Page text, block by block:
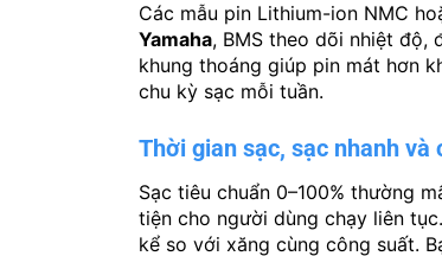
Các mẫu pin Lithium-ion NMC
Yamaha, BMS theo dõi nhiệt độ,
khung thoáng giúp pin mát hơn
chu kỳ sạc mỗi tuần.
Thời gian sạc, sạc nhanh và
Sạc tiêu chuẩn 0–100% thường
tiện cho người dùng chạy liên
kể so với xăng cùng công suất.